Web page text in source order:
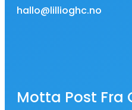
hallo@lillioghc.no
Motta Post Fra